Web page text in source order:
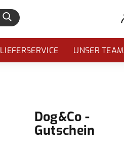
Suche...
LIEFERSERVICE UNSER TEAM
Dog&Co -
Gutschein